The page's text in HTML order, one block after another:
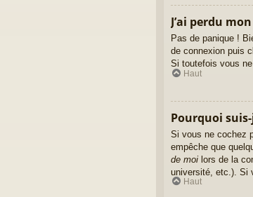
J’ai perdu
Pas de panique !
de connexion puis
Si toutefois vous
Haut
Pourquoi
Si vous ne cochez
empêche que
de moi lors de la
université, etc.). Si
Haut